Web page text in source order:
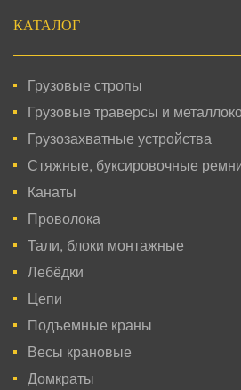
КАТАЛОГ
Грузовые стропы
Грузовые траверсы и
Грузозахватные устройства
Стяжные, буксировочные
Канаты
Проволока
Тали, блоки монтажные
Лебёдки
Цепи
Подъемные краны
Весы крановые
Домкраты